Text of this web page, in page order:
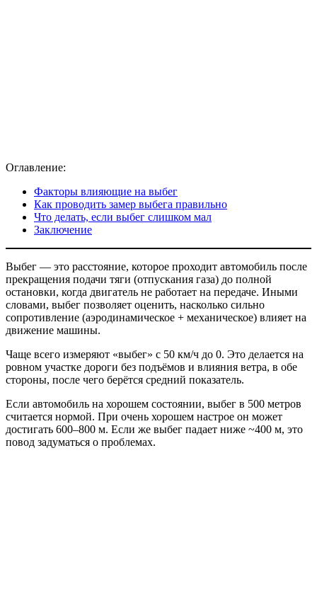
Оглавление:
Факторы влияющие на выбег
Как проводить замер выбега правильно
Что делать, если выбег слишком мал
Заключение
Выбег — это расстояние, которое проходит автомобиль после
прекращения подачи тяги (отпускания газа) до полной
остановки, когда двигатель не работает на передаче. Иными
словами, выбег позволяет оценить, насколько сильно
сопротивление (аэродинамическое + механическое) влияет на
движение машины.
Чаще всего измеряют «выбег» с 50 км/ч до 0. Это делается на
ровном участке дороги без подъёмов и влияния ветра, в обе
стороны, после чего берётся средний показатель.
Если автомобиль на хорошем состоянии, выбег в 500 метров
считается нормой. При очень хорошем настрое он может
достигать 600–800 м. Если же выбег падает ниже ~400 м, это
повод задуматься о проблемах.